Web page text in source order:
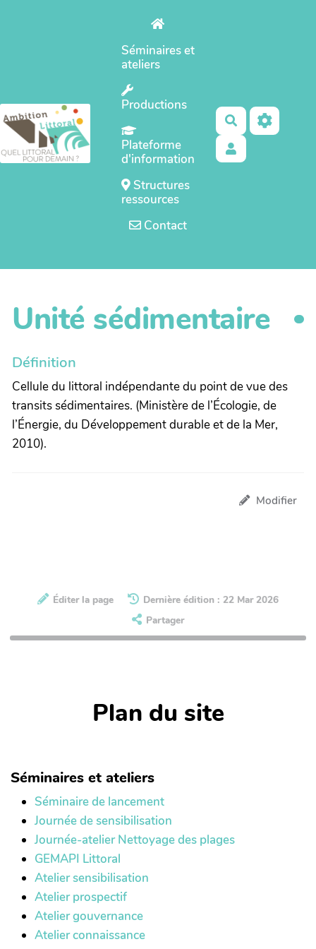
Séminaires et
ateliers
Productions
Plateforme
d'information
Structures
ressources
Contact
Rechercher
Unité sédimentaire
Définition
Cellule du littoral indépendante du point de vue des
transits sédimentaires. (Ministère de l’Écologie, de
l’Énergie, du Développement durable et de la Mer,
2010).
Modifier
Éditer la page
Dernière édition : 22 Mar 2026
Partager
Plan du site
Séminaires et ateliers
Séminaire de lancement
Journée de sensibilisation
Journée-atelier Nettoyage des plages
GEMAPI Littoral
Atelier sensibilisation
Atelier prospectif
Atelier gouvernance
Atelier connaissance